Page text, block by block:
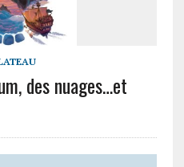
des nuages…et